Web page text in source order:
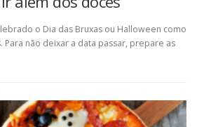
o Dia das Bruxas ou Halloween como
Para não deixar a data passar, prepare as